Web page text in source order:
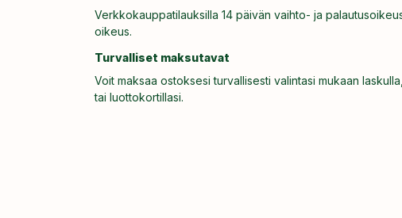
Verkkokauppatilauksilla 14 päivän vaihto- ja
oikeus.
Turvalliset maksutavat
Voit maksaa ostoksesi turvallisesti valintasi mukaan
tai luottokortillasi.